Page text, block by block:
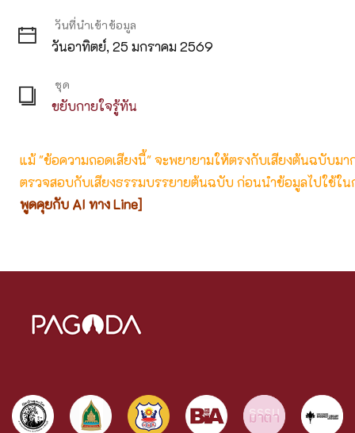
วันที่นำเข้าข้อมูล
วันอาทิตย์, 25 มกราคม 2569
ชุด
ขยับกายใจรู้ทัน
แม้ "ข้อความถอดเสียงนี้" จะพยายามให้ตรงกับเสียงต้นฉบับม
ตรวจสอบกับเสียงธรรมบรรยายต้นฉบับ ก่อนนำข้อมูลไปใช้ใน
พูดคุยกับ AI ทาง Line]